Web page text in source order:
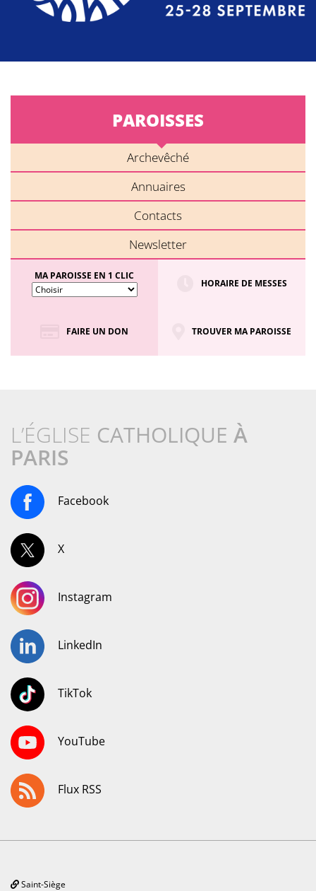
PAROISSES
Archevêché
Annuaires
Contacts
Newsletter
MA PAROISSE EN 1 CLIC
HORAIRE DE MESSES
FAIRE UN DON TROUVER MA PAROISSE
L’ÉGLISE CATHOLIQUE À
PARIS
Facebook
X
Instagram
LinkedIn
TikTok
YouTube
Flux RSS
Saint-Siège